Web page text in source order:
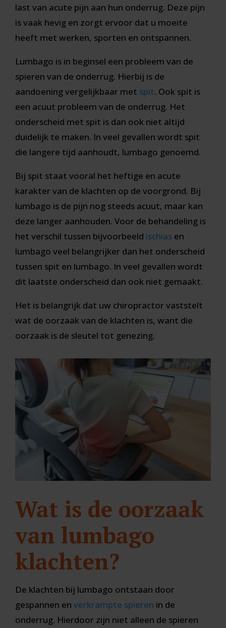
last van acute pijn aan hun onderrug. Deze pijn
is vaak hevig en zorgt ervoor dat u moeite
heeft met werken, sporten en ontspannen.
Lumbago is in beginsel een probleem van de
spieren van de onderrug. Hierbij is de
aandoening vergelijkbaar met spit. Ook spit is
een acuut probleem van de onderrug. Het
onderscheid met spit is dan ook niet altijd
duidelijk te maken. In veel gevallen wordt spit
die langere tijd aanhoudt, lumbago genoemd.
Bij spit staat vooral het heftige en acute
karakter van de klachten op de voorgrond. Bij
lumbago is de pijn nog steeds acuut, maar kan
deze langer aanhouden. Voor de behandeling is
het verschil tussen bijvoorbeeld ischias en
lumbago veel belangrijker dan het onderscheid
tussen spit en lumbago. In veel gevallen wordt
dit laatste onderscheid dan ook niet gemaakt.
Het is belangrijk dat uw chiropractor vaststelt
wat de oorzaak van de klachten is, want die
oorzaak is de sleutel tot genezing.
Wat is de oorzaak
van lumbago
klachten?
De klachten bij lumbago ontstaan door
gespannen en verkrampte spieren in de
onderrug. Hierdoor zijn niet alleen de spieren